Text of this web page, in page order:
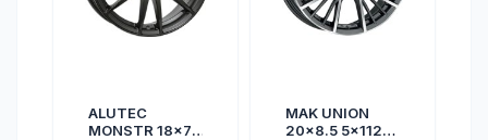
ALUTEC
MONSTR 18x7.5
MAK UNION
20x8.5 5x112